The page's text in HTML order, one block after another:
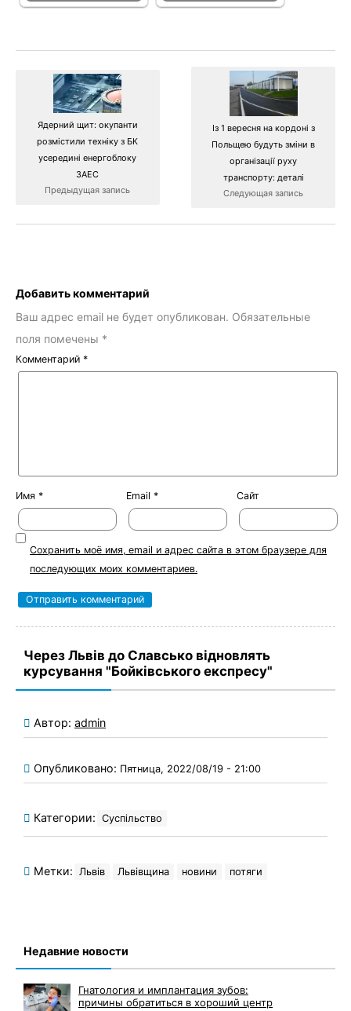
Ядерний щит: окупанти
розмістили техніку з БК
усередині енергоблоку
ЗАЕС
Предыдущая запись
Із 1 вересня на кордоні з
Польщею будуть зміни в
організації руху
транспорту: деталі
Следующая запись
Добавить комментарий
Ваш адрес email не будет опубликован. Обязательные
поля помечены *
Комментарий *
Имя * Email * Сайт
Сохранить моё имя, email и адрес сайта в этом браузере для
последующих моих комментариев.
Через Львів до Славсько відновлять
курсування "Бойківського експресу"
Автор: admin
Опубликовано: Пятница, 2022/08/19 - 21:00
Категории: Суспільство
Метки: Львів Львівщина новини потяги
Недавние новости
Гнатология и имплантация зубов:
причины обратиться в хороший центр